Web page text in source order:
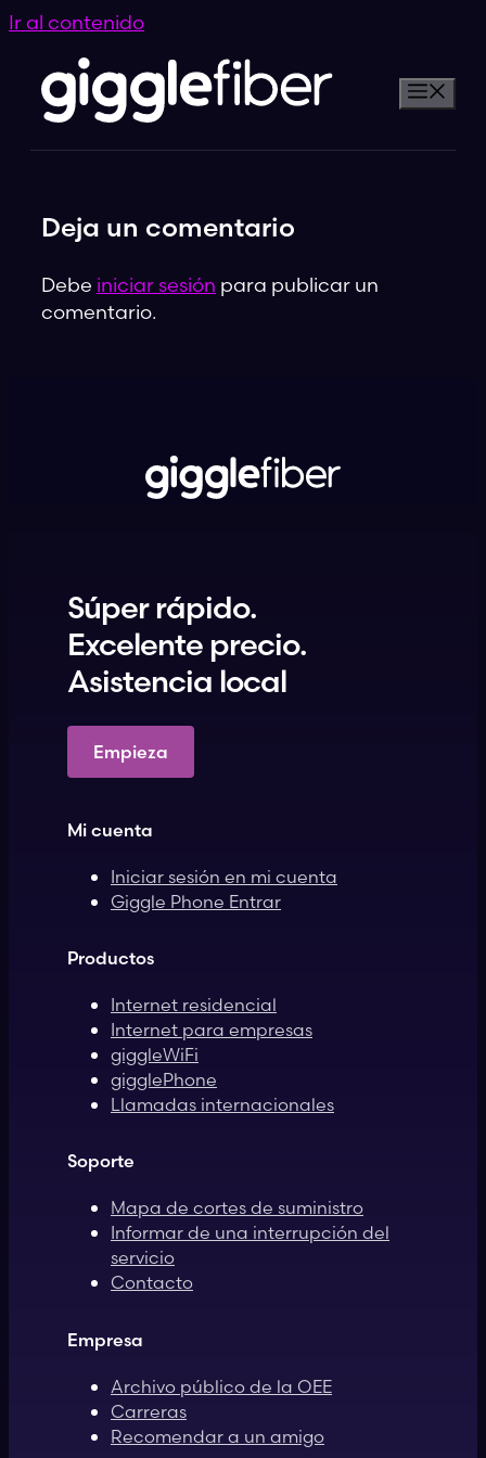
Ir al contenido
Deja un comentario
Debe iniciar sesión para publicar un
comentario.
Súper rápido.
Excelente precio.
Asistencia local
Empieza
Mi cuenta
Iniciar sesión en mi cuenta
Giggle Phone Entrar
Productos
Internet residencial
Internet para empresas
giggleWiFi
gigglePhone
Llamadas internacionales
Soporte
Mapa de cortes de suministro
Informar de una interrupción del
servicio
Contacto
Empresa
Archivo público de la OEE
Carreras
Recomendar a un amigo